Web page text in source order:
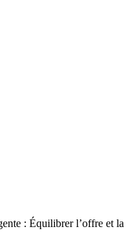
: Équilibrer l’offre et la